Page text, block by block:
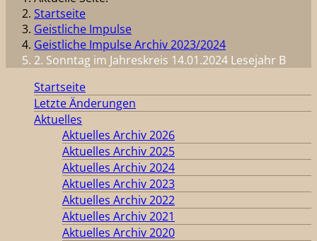
Startseite
Geistliche Impulse
Geistliche Impulse Archiv 2023/2024
2. Sonntag im Jahreskreis 14.01.2024 Lesejahr B
Startseite
Letzte Änderungen
Aktuelles
Aktuelles Archiv 2026
Aktuelles Archiv 2025
Aktuelles Archiv 2024
Aktuelles Archiv 2023
Aktuelles Archiv 2022
Aktuelles Archiv 2021
Aktuelles Archiv 2020